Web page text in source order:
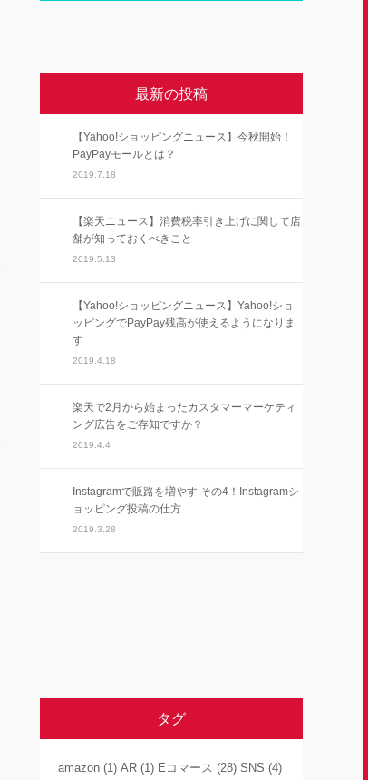
最新の投稿
【Yahoo!ショッピングニュース】今秋開始！
PayPayモールとは？
2019.7.18
【楽天ニュース】消費税率引き上げに関して店
舗が知っておくべきこと
2019.5.13
【Yahoo!ショッピングニュース】Yahoo!ショ
ッピングでPayPay残高が使えるようになりま
す
2019.4.18
楽天で2月から始まったカスタマーマーケティ
ング広告をご存知ですか？
2019.4.4
Instagramで販路を増やす その4！Instagramシ
ョッピング投稿の仕方
2019.3.28
タグ
amazon (1) AR (1) Eコマース (28) SNS (4)